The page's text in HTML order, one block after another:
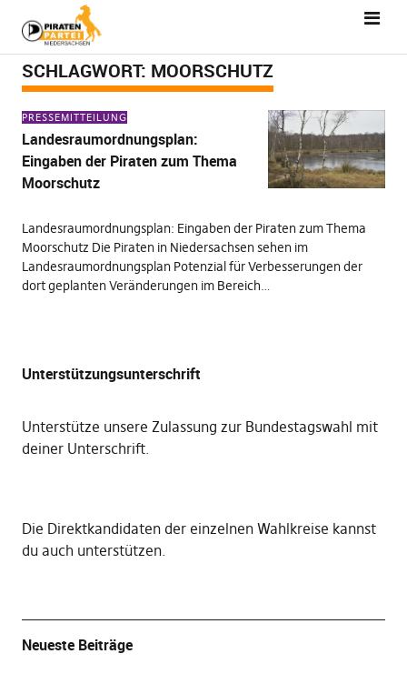
SCHLAGWORT: MOORSCHUTZ
PRESSEMITTEILUNG
Landesraumordnungsplan:
Eingaben der Piraten zum Thema
Moorschutz
Landesraumordnungsplan: Eingaben der Piraten zum Thema
Moorschutz Die Piraten in Niedersachsen sehen im
Landesraumordnungsplan Potenzial für Verbesserungen der
dort geplanten Veränderungen im Bereich…
Unterstützungsunterschrift
Unterstütze unsere Zulassung zur Bundestagswahl mit
deiner Unterschrift.
Die Direktkandidaten der einzelnen Wahlkreise kannst
du auch unterstützen.
Neueste Beiträge